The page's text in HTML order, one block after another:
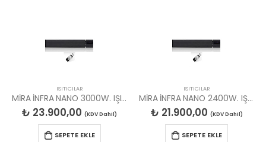
ISITICILAR
MİRA İNFRA NANO 3000W. IŞIKSIZ ELK RADYANT ISITICI
₺ 23.900,00 (KDV Dahil)
SEPETE EKLE
ISITICILAR
MİRA İNFRA NANO 2400W. IŞIKSIZ ELK RADYANT ISITICI
₺ 21.900,00 (KDV Dahil)
SEPETE EKLE